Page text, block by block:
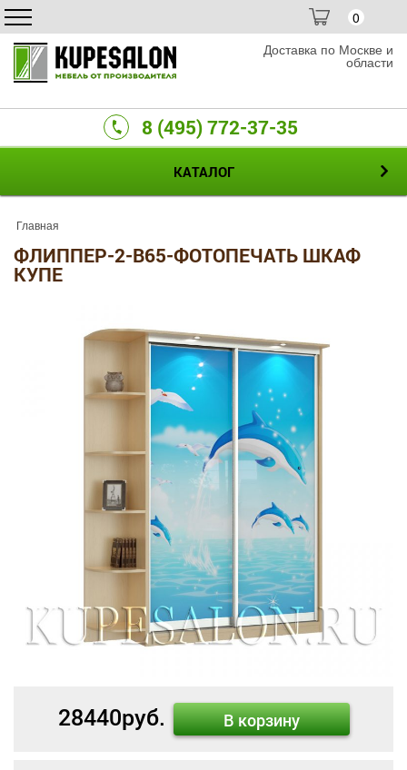
0
Доставка по Москве и
области
8 (495) 772-37-35
КАТАЛОГ
Главная
ФЛИППЕР-2-B65-ФОТОПЕЧАТЬ ШКАФ
КУПЕ
28440руб. В корзину